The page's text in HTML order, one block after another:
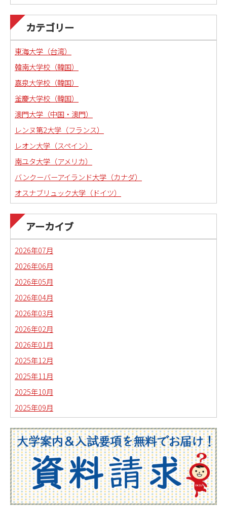
カテゴリー
東海大学（台湾）
韓南大学校（韓国）
嘉泉大学校（韓国）
釜慶大学校（韓国）
澳門大学（中国・澳門）
レンヌ第2大学（フランス）
レオン大学（スペイン）
南ユタ大学（アメリカ）
バンクーバーアイランド大学（カナダ）
オスナブリュック大学（ドイツ）
アーカイブ
2026年07月
2026年06月
2026年05月
2026年04月
2026年03月
2026年02月
2026年01月
2025年12月
2025年11月
2025年10月
2025年09月
2025年07月
2025年06月
2025年05月
2025年04月
2025年03月